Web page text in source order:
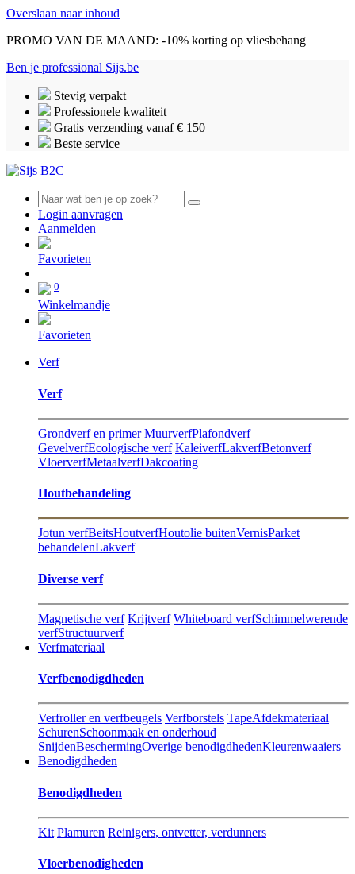
Overslaan naar inhoud
PROMO VAN DE MAAND: -10% korting op vliesbehang
Ben je professional Sijs.be
Stevig verpakt
Professionele kwaliteit
Gratis verzending vanaf € 150
Beste service
Login aanvragen
Aanmelden
Favorieten
0
Winkelmandje
Favorieten
Verf
Verf
Grondverf en primer MuurverfPlafondverf
GevelverfEcologische verf KaleiverfLakverfBetonverf
VloerverfMetaalverfDakcoating
Hout​behandeling
Jotun verfBeitsHoutverfHoutolie buitenVernisParket
behandelenLakverf
Diverse verf
Magnetische verf Krijtverf Whiteboard verfSchimmelwerende
verfStructuurverf
Verfmateriaal
Verfbenodigdheden
Verfroller en verfbeugels Verfborstels TapeAfdekmateriaal
SchurenSchoonmaak en onderhoud
SnijdenBeschermingOverige benodigdhedenKleurenwaaiers
Benodigdheden
Benodigdheden
Kit Plamuren Reinigers, ontvetter, verdunners
Vloerbenodigheden